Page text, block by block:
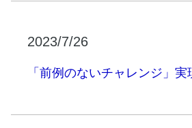
2023/7/26
「前例のないチャレンジ」